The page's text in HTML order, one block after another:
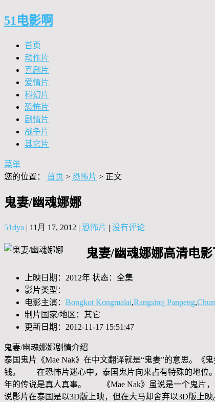
51电影啊
首页
动作片
喜剧片
爱情片
科幻片
恐怖片
剧情片
战争片
其它片
菜单
您的位置： 首页 > 恐怖片 > 正文
鬼妻/幽魂娜娜
51dya | 11月 17, 2012 | 恐怖片 | 没有评论
鬼妻/幽魂娜娜高清电
上映日期：2012年 状态：全集
影片类型：
电影主演： Bongkot Kongmalai,Rangsiroj Panpeng,
制片国家/地区：其它
更新日期：2012-11-17 15:51:47
鬼妻/幽魂娜娜剧情介绍
泰国鬼片《Mae Nak》在中文翻译就是“鬼妻”的意思。《
钱。 在恐怖片迷心中，泰国鬼片向来占有特殊的地位。
年的传说是真人真事。 《Mae Nak》虽说是一个鬼片
说影片在泰国是以3D版上映，但在大马却舍弃以3D版